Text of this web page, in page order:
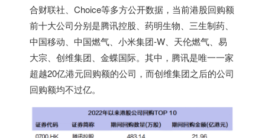
合财联社、Choice等多方公开数据，当前港股回购额
前十大公司分别是腾讯控股、药明生物、三生制药、
中国移动、中国燃气、小米集团-W、天伦燃气、易
大宗、创维集团、金蝶国际。其中，腾讯是唯一一家
超越20亿港元回购额的公司，而创维集团之后的公司
回购额均不过亿。